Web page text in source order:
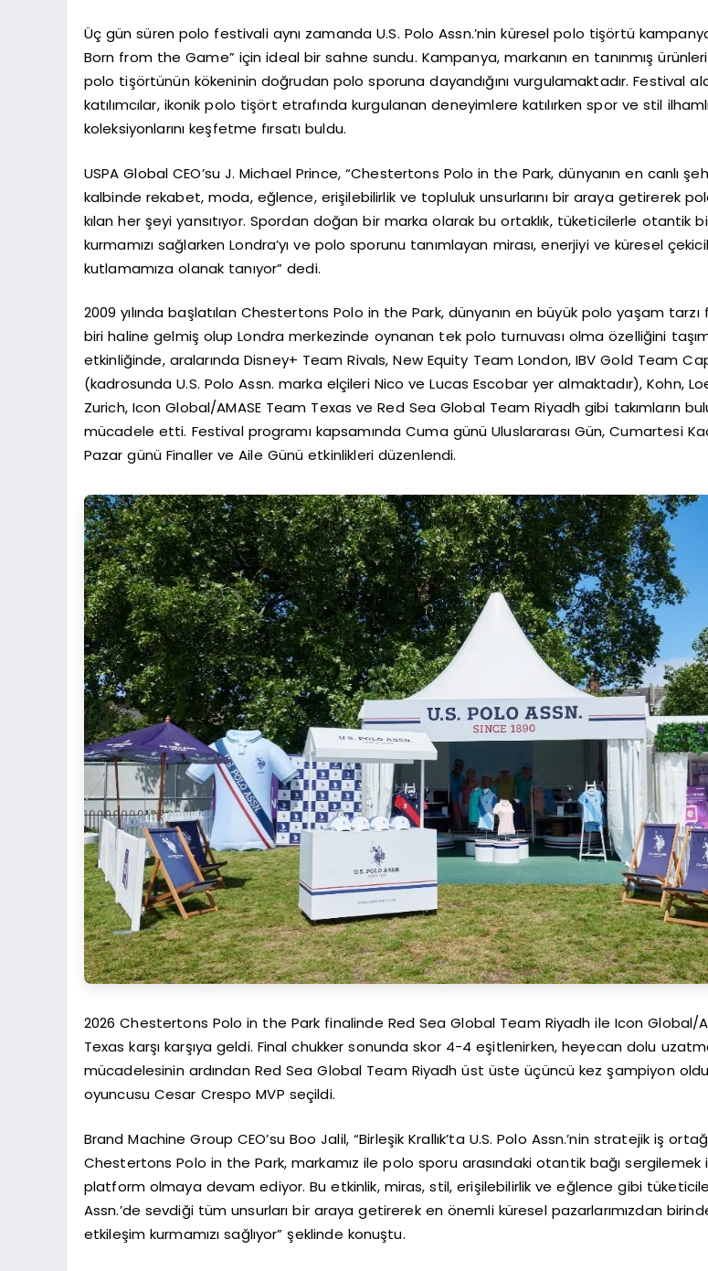
Üç gün süren polo festivali aynı zamanda U.S. Polo Assn.’nin küresel polo tişörtü
Born from the Game” için ideal bir sahne sundu. Kampanya, markanın en tanınmış
polo tişörtünün kökeninin doğrudan polo sporuna dayandığını vurgulamaktadır. Festival
katılımcılar, ikonik polo tişört etrafında kurgulanan deneyimlere katılırken spor ve stil
koleksiyonlarını keşfetme fırsatı buldu.
USPA Global CEO’su J. Michael Prince, “Chestertons Polo in the Park, dünyanın en canlı
kalbinde rekabet, moda, eğlence, erişilebilirlik ve topluluk unsurlarını bir araya getirerek
kılan her şeyi yansıtıyor. Spordan doğan bir marka olarak bu ortaklık, tüketicilerle otantik
kurmamızı sağlarken Londra’yı ve polo sporunu tanımlayan mirası, enerjiyi ve küresel
kutlamamıza olanak tanıyor” dedi.
2009 yılında başlatılan Chestertons Polo in the Park, dünyanın en büyük polo yaşam
biri haline gelmiş olup Londra merkezinde oynanan tek polo turnuvası olma özelliğini
etkinliğinde, aralarında Disney+ Team Rivals, New Equity Team London, IBV Gold Team
(kadrosunda U.S. Polo Assn. marka elçileri Nico ve Lucas Escobar yer almaktadır), Kohn,
Zurich, Icon Global/AMASE Team Texas ve Red Sea Global Team Riyadh gibi takımların
mücadele etti. Festival programı kapsamında Cuma günü Uluslararası Gün, Cumartesi
Pazar günü Finaller ve Aile Günü etkinlikleri düzenlendi.
2026 Chestertons Polo in the Park finalinde Red Sea Global Team Riyadh ile Icon Global/
Texas karşı karşıya geldi. Final chukker sonunda skor 4-4 eşitlenirken, heyecan dolu
mücadelesinin ardından Red Sea Global Team Riyadh üst üste üçüncü kez şampiyon
oyuncusu Cesar Crespo MVP seçildi.
Brand Machine Group CEO’su Boo Jalil, “Birleşik Krallık’ta U.S. Polo Assn.’nin stratejik iş
Chestertons Polo in the Park, markamız ile polo sporu arasındaki otantik bağı sergilemek
platform olmaya devam ediyor. Bu etkinlik, miras, stil, erişilebilirlik ve eğlence gibi
Assn.’de sevdiği tüm unsurları bir araya getirerek en önemli küresel pazarlarımızdan
etkileşim kurmamızı sağlıyor” şeklinde konuştu.